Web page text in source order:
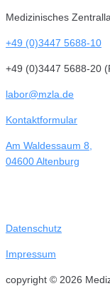
Medizinisches
+49 (0)3447 5688-10
+49 (0)3447 5688-20
labor@mzla.de
Kontaktformular
Am Waldessaum 8,
04600 Altenburg
Datenschutz
Impressum
copyright © 2026